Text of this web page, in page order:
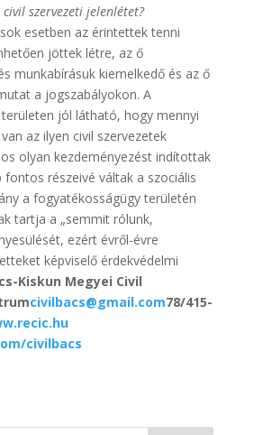
szervezeti jelenlétet?
esetben az érintettek tenni
jöttek létre, az ő
munkabírásuk kiemelkedő és az ő
a jogszabályokon. A
jól látható, hogy mennyi
az ilyen civil szervezetek
olyan kezdeményezést indítottak
fontos részeivé váltak a szociális
a fogyatékosságügy területén
tartja a „semmit rólunk,
ezért évről-évre
képviselő érdekvédelmi
Kiskun Megyei Civil
civilbacs@gmail.com78/415-
civilbacs